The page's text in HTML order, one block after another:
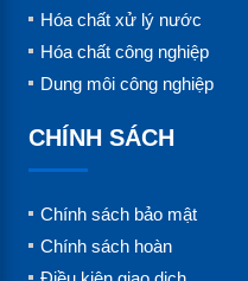
Hóa chất xử lý nước
Hóa chất công nghiệp
Dung môi công nghiệp
CHÍNH SÁCH
Chính sách bảo mật
Chính sách hoàn